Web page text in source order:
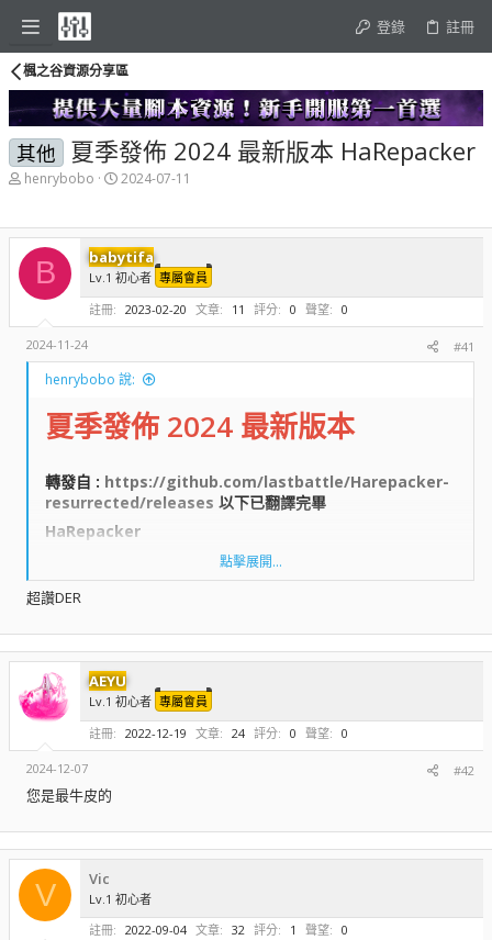
登錄 註冊
楓之谷資源分享區
其他 夏季發佈 2024 最新版本 HaRepacker
主
起
人
henrybobo
開
間
2024-07-11
B babytifa
Lv.1 初心者 專屬會員
註冊
2023-02-20 文章 11 評分 0 聲望 0
2024-11-24 #41
henrybobo 說:
夏季發佈 2024 最新版本
轉發自 : https://github.com/lastbattle/Harepacker-
resurrected/releases 以下已翻譯完畢​
HaRepacker​
HaCreator​
WzLib/ MapleLib​
單元測試​
運行該軟件至少需要 Microsoft .NET framework 4.8。它應該已經預裝
在 Windows 10 上，否則可以在這裡下載：
https://dotnet.microsoft.com/download/visual-studio-sdks?
utm_source=getdotnetsdk
瀏覽附件715
*** 隱藏內容無法引用 ***
點擊展開...
超讚DER
AEYU
Lv.1 初心者 專屬會員
註冊
2022-12-19 文章 24 評分 0 聲望 0
2024-12-07 #42
您是最牛皮的
V Vic
Lv.1 初心者
註冊
2022-09-04 文章 32 評分 1 聲望 0